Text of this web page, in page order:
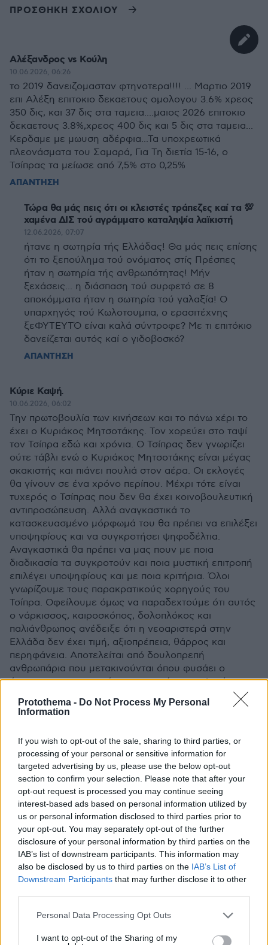
Protothema - Do Not Process My Personal
Information
If you wish to opt-out of the sale, sharing to third parties, or
processing of your personal or sensitive information for
targeted advertising by us, please use the below opt-out
section to confirm your selection. Please note that after your
opt-out request is processed you may continue seeing
interest-based ads based on personal information utilized by
us or personal information disclosed to third parties prior to
your opt-out. You may separately opt-out of the further
disclosure of your personal information by third parties on the
IAB’s list of downstream participants. This information may
also be disclosed by us to third parties on the IAB’s List of
Downstream Participants that may further disclose it to other
Please note that this website/app uses one or more Google
not limited to your visit or usage behaviour. You may click to
Personal Data Processing Opt Outs
I want to opt-out of the Sharing of my
ΠΡΟΣΘΗΚΗ ΣΧΟΛΙΟΥ
Αλέξανδρος vs Κούλη
10.06.2026, 06:26
το 2019 δανειζομασταν φτηνοτερα!!!! ... Μαρτιο 2019
επι Αλέξη επιτοκιο δεκαετους ομολογου 3.6% χρεος
350 δις, και 37 δις στα ταμεια....μαιος 2026 επιτοκιο
δεκαετους 3.8%,χρεος 400 δις και 5 δις στα ταμεια...
Κερδαμε με μωυση αδέρφια...Τα υποχρεωτικά
πλεονάσματα του Σαμαρά, Για Τη διετία 15-16, ο
Τσίπρας τα μείωσε από 7,5% στο 0,25%
ΑΠΑΝΤΗΣΗ
Τώρα θα μάς πεις ότι οι κλειστές τράπεζες καί τα 💯
χαμένα ΔΙΣ τού αγράμματο καταληψία λαϊκιστή
12.06.2026, 07:07
ήτανε η σωτηρία τής Ελλάδας! Θα μάς πεις επίσης
ότι το ξεπούλημα τού ονόματος στίς Πρέσπες
ήταν η σωτηρία τής ανθρωπότητας! Μήν
ξεχάσεις... η διάσπαση τού συρφετό σε 8
αποκόμματα ήταν η σωτηρία τού γαλαξία! Ο
υπαρχηγός τού Κωλοτουμπα, ο ερασιτέχνης
ξεΦΥΤΕΥΤΌ είναι καλά σύντροφε? Με τι επιτόκιο
δανείζεται αυτός καί ο γιδοβοσκό?
ΑΠΑΝΤΗΣΗ
Κύριε Καψή.
10.06.2026, 06:02
Την πρωτοβουλία των κινήσεων και το πάνω χέρι το
έχει ο Κυριάκος Μητσοτάκης. Τον χορεύει στο ταψί
τον Τσίπρα εδώ και χρόνια. Ο Τσίπρας δεν γνωρίζει
ούτε τάβλι ενώ ο Κυριάκος Μητσοτάκης είναι μέγας
σκακιστής και πιάνει πουλιά στον αέρα. Οι εκλογές
θα γίνουν σε ένα χρόνο περίπου. Μέχρι τότε είναι
τυχερός ο Τσίπρας που δεν θα έχει κοινοβουλευτική
αντιπροσώπευση. Αλλά αναγκαστικά το
κατασκευασμένο μόρφωμά του θα πρέπει να επιλέξει
υποψηφίους και να συγκροτήσει ψηφοδέλτια.
Αναγκαστικά θα πρέπει να μας πουν με ποια
διαδικασία τα συγκροτούν και ποια μυστική επιτροπή
επιλέγει υποψηφίους και με ποια κριτήρια. Όλοι
γνωρίζουμε τους παρακρατικούς χορηγούς του
Τσίπρα. Οφείλουμε όμως να παραδεχτούμε ότι αυτός
ο νάρκισσος, καιροσκόπος, δολοπλόκος και
παλιάνθρωπος ανέδειξε ότι η νεοαριστερά στην
Ελλάδα δεν έχει τιμή, αξιοπρέπεια, θάρρος και
περηφάνεια. Αποτελείται από δουλοπρεπή
ανθρωπάρια που μετακινούνται όπου φυσάει ο
άνεμος για τα ατομικά τους συμφέροντα. Αυτή η
ιστορική και κοινωνική αποστολή του Τσίπρα δεν έχει
τελειώσει ακόμα!
Πτυχιούχος ανοιχτού Πανεπιστημίου.
10.06.2026, 13:38
Μας πρόκοψαν οι χρεοκοπημένοι τζαμπατζήδες!
Ας νοικοκυρέψουν πρώτα το κόμμα τους και τη
χώρα και μετά εμάς! 400δις χρέος χώρας και
500εκατομμυρια χρέος κόμματος είναι ντροπή.
ΑΠΑΝΤΗΣΗ
ΣΤ30
09.06.2026, 19:12
Αποδεικνύεται για άλλη μια φορά πόσο ηθικά
ασπόνδυλα είναι τα στελέχη της Αριστεράς και αυτό
είναι το μόνο πραγματικό τους πλεονέκτημα...
ΑΠΑΝΤΗΣΗ